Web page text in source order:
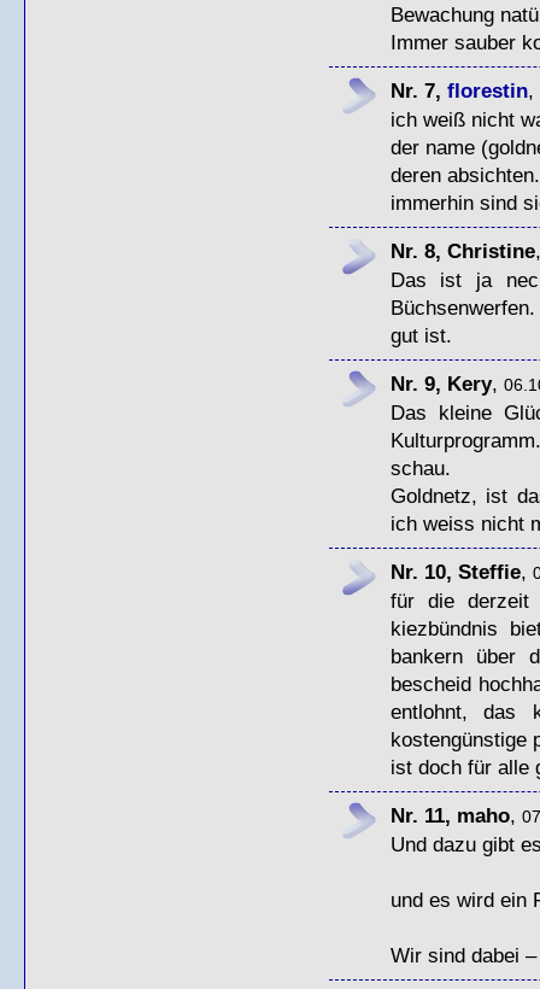
Bewachung
Immer sauber
Nr. 7, florestin,
ich weiß nicht
der name
deren absichten.
immerhin sind
Nr. 8, Christine
Das ist ja
gut ist.
Nr. 9, Kery,
Das kleine
schau.
Goldnetz, ist
ich weiss nicht
Nr. 10, Steffie,
für die derzeit
kiezbündnis
bankern über
bescheid
entlohnt, das
kostengünstige
ist doch für alle
Nr. 11, maho,
Und dazu gibt
und es wird ein
Wir sind dabei